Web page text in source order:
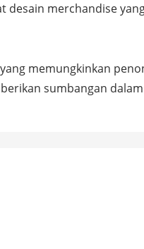
desain merchandise
memungkinkan
sumbangan